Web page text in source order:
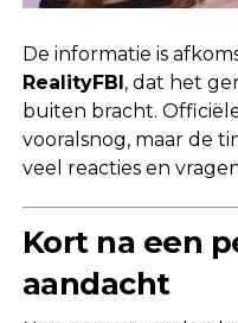
De informatie is
RealityFBI , dat het
buiten bracht.
vooralsnog, maar de
veel reacties en
Kort na een
aandacht